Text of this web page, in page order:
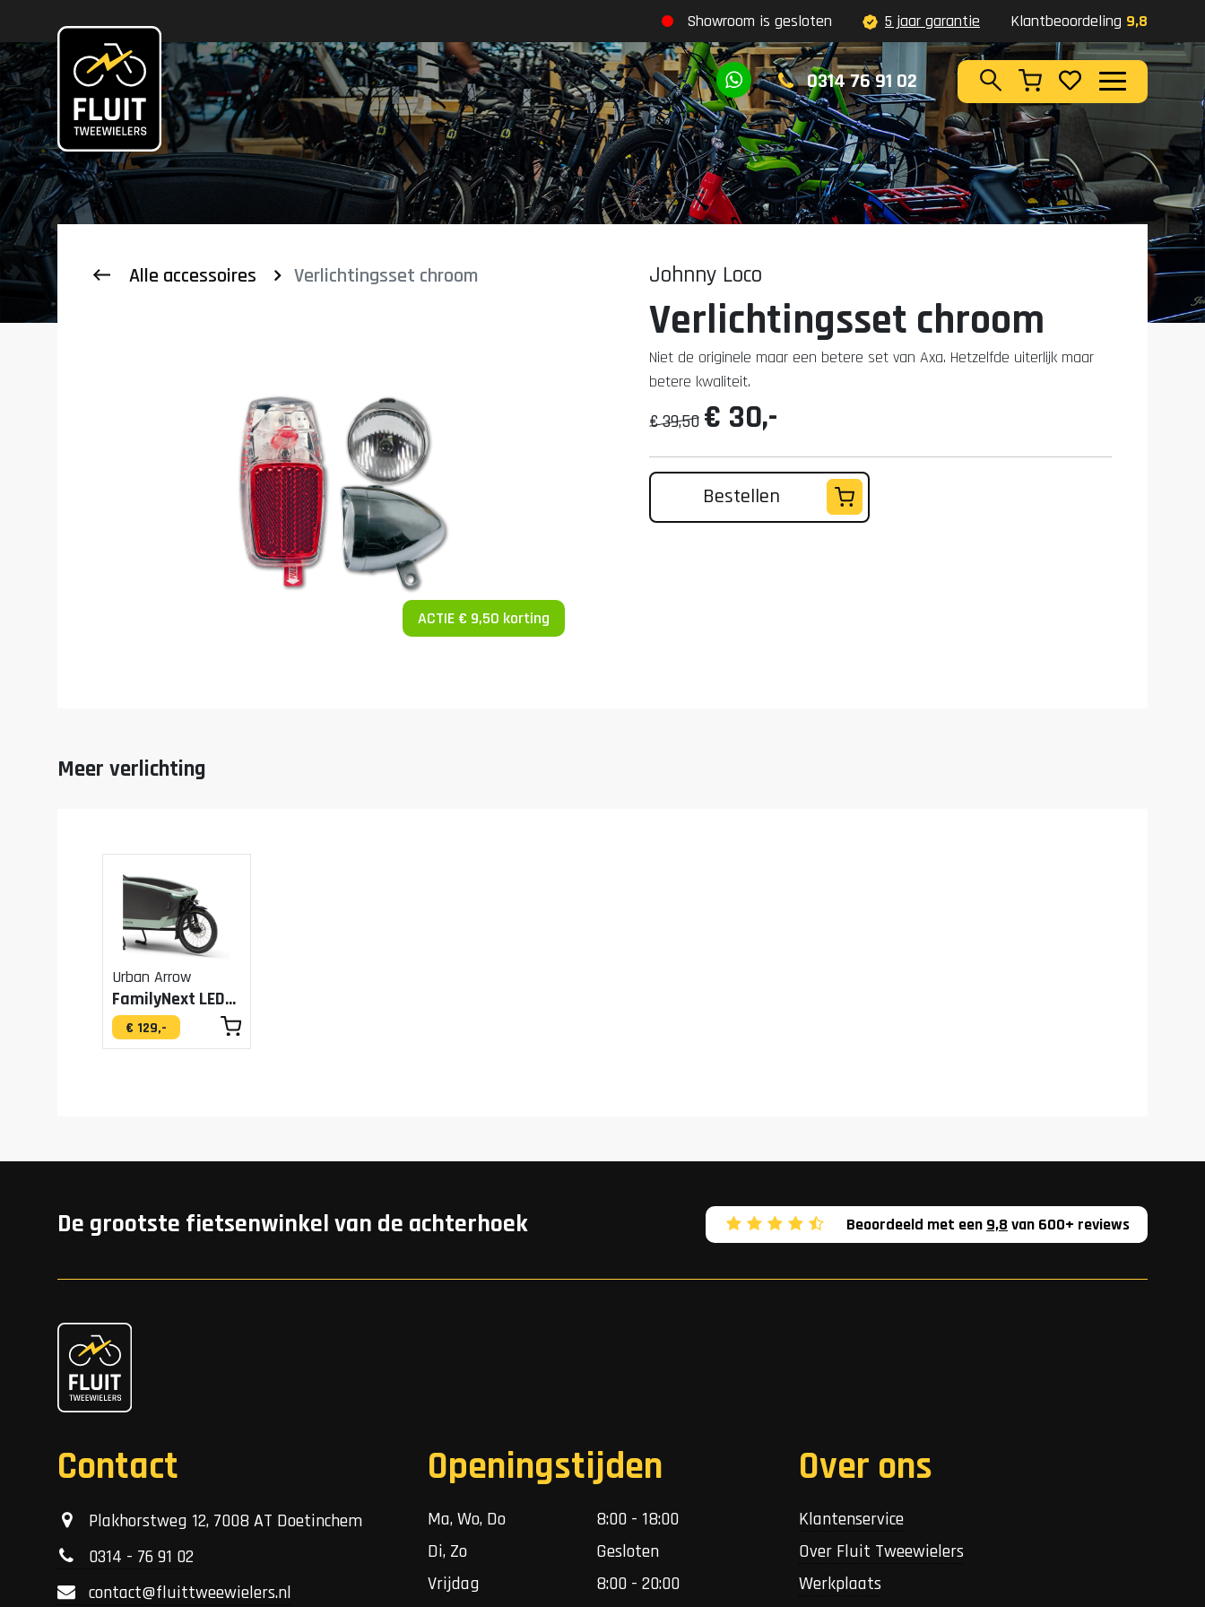
Zoeken
Zoeken
Showroom is gesloten 5 jaar garantie Klantbeoordeling 9,8
0314 76 91 02
Alle accessoires Verlichtingsset chroom
ACTIE € 9,50 korting
Johnny Loco
Verlichtingsset chroom
Niet de originele maar een betere set van Axa. Hetzelfde uiterlijk maar
betere kwaliteit.
€ 39,50 € 30,-
Bestellen
Meer verlichting
Urban Arrow
FamilyNext LED-Verlichting
€ 129,-
De grootste fietsenwinkel van de achterhoek Beoordeeld met een 9,8 van 600+ reviews
Contact
Plakhorstweg 12, 7008 AT Doetinchem
0314 - 76 91 02
contact@fluittweewielers.nl
Openingstijden
Ma, Wo, Do
8:00 - 18:00
Di, Zo
Gesloten
Vrijdag
8:00 - 20:00
Over ons
Klantenservice
Over Fluit Tweewielers
Werkplaats